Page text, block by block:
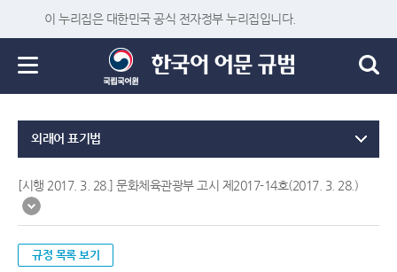
이 누리집은 대한민국 공식 전자정부 누리집입니다.
외래어 표기법
[시행 2017. 3. 28.] 문화체육관광부 고시 제2017-14호(2017. 3. 28.)
규정 목록 보기